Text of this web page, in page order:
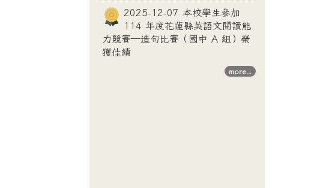
2025-12-07 本校學生參加
114 年度花蓮縣英語文閱讀能
力競賽—造句比賽（國中 A 組）榮
獲佳績
more...